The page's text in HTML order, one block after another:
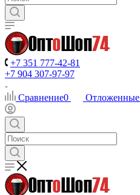
+7 351 777-42-81
+7 904 307-97-97
Сравнение0 Отложенные